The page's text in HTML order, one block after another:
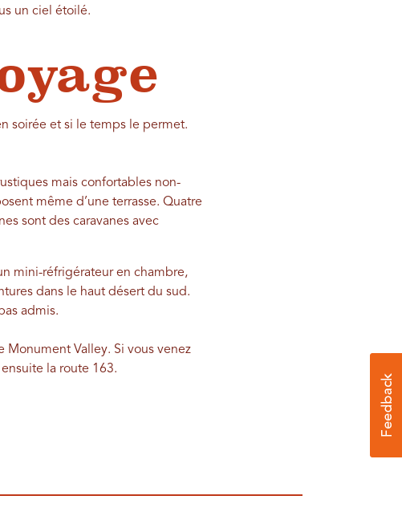
un ciel étoilé.
soirée et si le temps le permet.
mais confortables non-
même d’une terrasse. Quatre
sont des caravanes avec
mini-réfrigérateur en chambre,
dans le haut désert du sud.
admis.
Valley. Si vous venez
la route 163.